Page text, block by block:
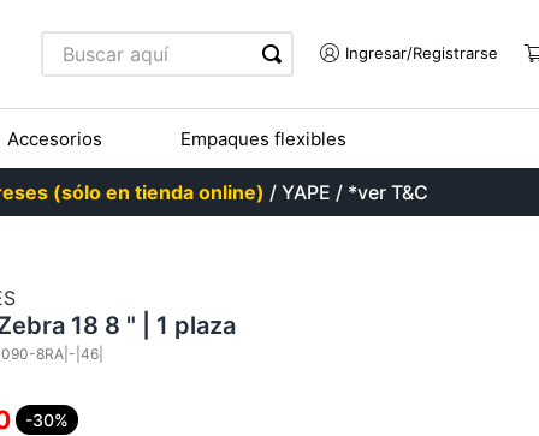
Buscar aquí
Accesorios Empaques flexibles
(sólo en tienda online) / YAPE / *ver T&C
18 8 " | 1 plaza
8RA|-|46|
-30%